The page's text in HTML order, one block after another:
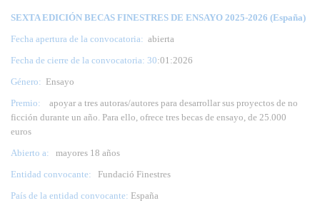
SEXTA EDICIÓN BECAS FINESTRES DE ENSAYO 2025-2026 (España)
Fecha apertura de la convocatoria: abierta
Fecha de cierre de la convocatoria: 30:01:2026
Género: Ensayo
Premio:
apoyar a tres autoras/autores para desarrollar sus proyectos de no
ficción durante un año. Para ello, ofrece tres becas de ensayo, de 25.000
euros
Abierto a:
mayores 18 años
Entidad convocante: Fundació Finestres
País de la entidad convocante: España